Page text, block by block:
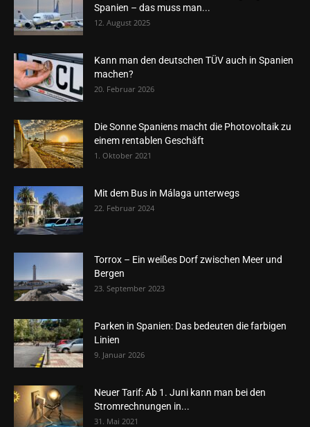
Spanien – das muss man...
12. August 2025
Kann man den deutschen TÜV auch in Spanien
machen?
20. Februar 2026
Die Sonne Spaniens macht die Photovoltaik zu
einem rentablen Geschäft
1. Oktober 2021
Mit dem Bus in Málaga unterwegs
22. Februar 2024
Torrox – Ein weißes Dorf zwischen Meer und
Bergen
23. September 2023
Parken in Spanien: Das bedeuten die farbigen
Linien
9. Januar 2026
Neuer Tarif: Ab 1. Juni kann man bei den
Stromrechnungen in...
31. Mai 2021